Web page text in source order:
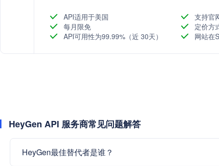
API适用于美国
支持官
每月限免
定价方
API可用性为99.99%（近 30天）
网站在
HeyGen API 服务商常见问题解答
HeyGen最佳替代者是谁？